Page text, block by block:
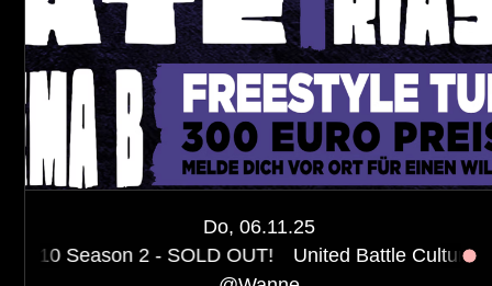
Do, 06.11.25
2 - SOLD OUT!
United Battle Culture - Session #10